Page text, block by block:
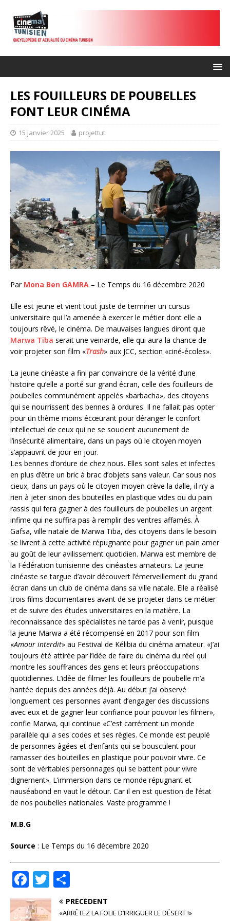
LES FOUILLEURS DE POUBELLES
FONT LEUR CINÉMA
15 janvier 2025 projettut
Par Mona Ben GAMRA – Le Temps du 16 décembre 2020
Elle est jeune et vient tout juste de terminer un cursus
universitaire qui l’a amenée à exercer le métier dont elle a
toujours rêvé, le cinéma. De mauvaises langues diront que
Marwa Tiba serait une veinarde, elle qui aura la chance de
voir projeter son film «Trash» aux JCC, section «ciné-écoles».
La jeune cinéaste a fini par convaincre de la vérité d’une
histoire qu’elle a porté sur grand écran, celle des fouilleurs de
poubelles communément appelés «barbacha», des citoyens
qui se nourrissent des bennes à ordures. Il ne fallait pas opter
pour un thème moins écœurant pour déranger le confort
intellectuel de ceux qui ne se soucient aucunement de
l’insécurité alimentaire, dans un pays où le citoyen moyen
s’appauvrit de jour en jour.
Les bennes d’ordure de chez nous. Elles sont sales et infectes
en plus d’être un bric à brac d’objets sans valeur. Car sous nos
cieux, dans un pays où le citoyen moyen crève la dalle, il n’y a
rien à jeter sinon des bouteilles en plastique vides ou du pain
rassis qui fera gagner à des fouilleurs de poubelles un argent
infime qui ne suffira pas à remplir des ventres affamés. À
Gafsa, ville natale de Marwa Tiba, des citoyens dans le besoin
se livrent à cette activité répugnante pour gagner un pain amer
au goût de leur avilissement quotidien. Marwa est membre de
la Fédération tunisienne des cinéastes amateurs. La jeune
cinéaste se targue d’avoir découvert l’émerveillement du grand
écran dans un club de cinéma dans sa ville natale. Elle a réalisé
trois films documentaires avant de se projeter dans ce métier
et de suivre des études universitaires en la matière. La
reconnaissance des spécialistes ne tarde pas à venir, puisque
la jeune Marwa a été récompensé en 2017 pour son film
«Amour interdit» au Festival de Kélibia du cinéma amateur. «J’ai
toujours été attirée par l’idée de faire du cinéma du réel qui
montre les souffrances des gens et leurs préoccupations
quotidiennes. L’idée de filmer les fouilleurs de poubelle m’a
hantée depuis des années déjà. Au début j’ai observé
longuement ces personnes avant d’engager des discussions
avec eux et de gagner leur confiance pour pouvoir les filmer»,
confie Marwa, qui continue «C’est carrément un monde
parallèle qui a ses codes et ses règles. Ce monde est peuplé
de personnes âgées et d’enfants qui se bousculent pour
ramasser des bouteilles en plastique pour pouvoir vivre. Ce
sont de véritables personnages qui se battent pour vivre
dignement». L’immersion dans ce monde répugnant et
nauséabond en vaut le détour. Car il en est question de l’état
de nos poubelles nationales. Vaste programme !
M.B.G
Source : Le Temps du 16 décembre 2020
F
a
c
T
w
it
ar
ta
PRÉCÉDENT
«ARRÊTEZ LA FOLIE D’IRRIGUER LE DÉSERT !»